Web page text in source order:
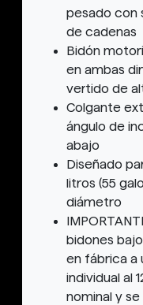
pesado con
de cadenas
Bidón
en ambas
vertido de
Colgante
ángulo de
abajo
Diseñado
litros (55
diámetro
bidones
en fábrica a
individual al
nominal y